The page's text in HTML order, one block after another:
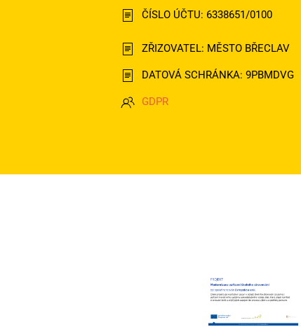
ČÍSLO ÚČTU: 6338651/0100
ZŘIZOVATEL: MĚSTO BŘECLAV
DATOVÁ SCHRÁNKA: 9PBMDVG
GDPR